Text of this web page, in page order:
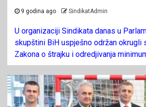
9 godina ago SindikatAdmin
U organizaciji Sindikata danas u
skupštini BiH uspješno održan okrugli
Zakona o štrajku i odredjivanja